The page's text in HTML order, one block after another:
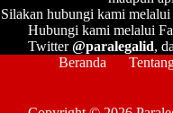
Silakan hubungi kami
Hubungi kami melalui
Twitter@paralegalid,
Beranda